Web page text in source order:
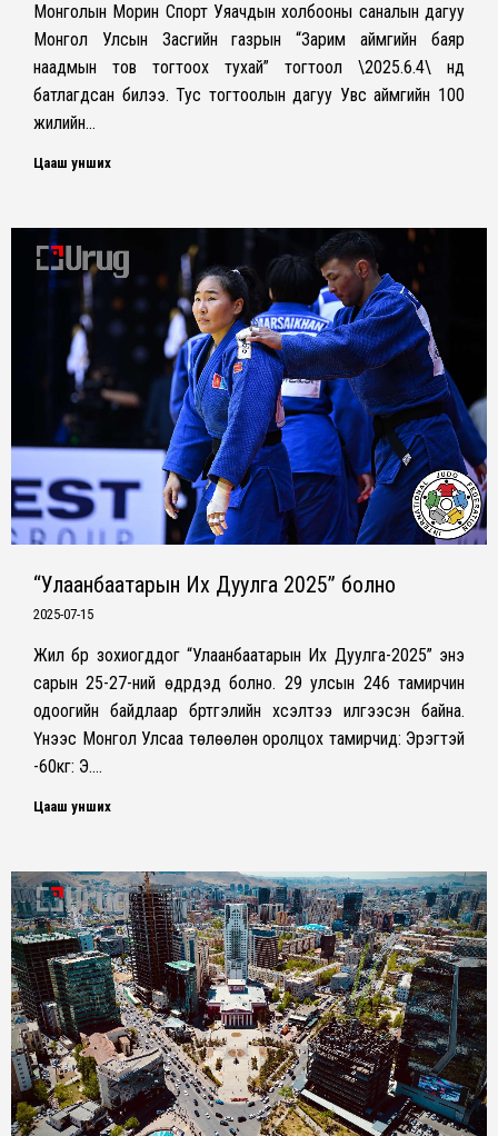
Монголын Морин Спорт Уяачдын холбооны саналын дагуу
Монгол Улсын Засгийн газрын “Зарим аймгийн баяр
наадмын тов тогтоох тухай” тогтоол \2025.6.4\ нд
батлагдсан билээ. Тус тогтоолын дагуу Увс аймгийн 100
жилийн…
Цааш унших
“Улаанбаатарын Их Дуулга 2025” болно
2025-07-15
Жил бүр зохиогддог “Улаанбаатарын Их Дуулга-2025” энэ
сарын 25-27-ний өдрүүдэд болно. 29 улсын 246 тамирчин
одоогийн байдлаар бүртгэлийн хүсэлтээ илгээсэн байна.
Үүнээс Монгол Улсаа төлөөлөн оролцох тамирчид: Эрэгтэй
-60кг: Э.…
Цааш унших